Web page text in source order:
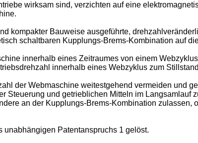
wirksam sind, verzichten auf eine
kompakter Bauweise ausgeführte,
schaltbaren Kupplungs-Brems-Kombination auf
innerhalb eines Zeitraumes von einem
innerhalb eines Webzyklus zum
der Webmaschine weitestgehend vermeiden und
Steuerung und getrieblichen Mitteln im Langsamlauf
an der Kupplungs-Brems-Kombination zulassen,
Patentanspruchs 1 gelöst.